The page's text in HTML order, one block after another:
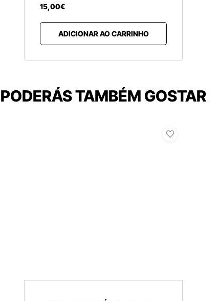
15,00€
ADICIONAR AO CARRINHO
PODERÁS TAMBÉM GOSTAR